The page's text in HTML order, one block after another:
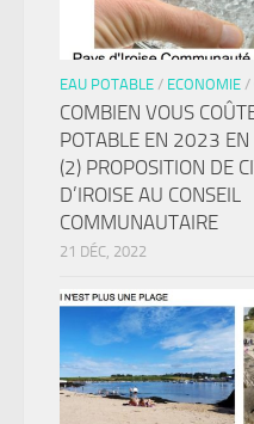
EAU POTABLE / ECONOMIE /
COMBIEN VOUS
POTABLE EN 2023 EN
(2) PROPOSITION DE
D’IROISE AU CONSEIL
COMMUNAUTAIRE
21 DÉC, 2022